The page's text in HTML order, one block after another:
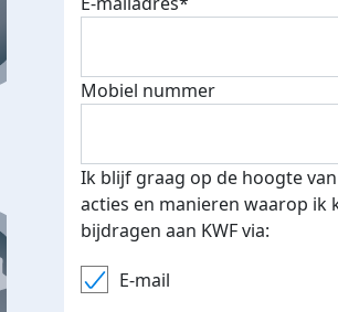
E-mails
€500 euro opgehaald:
Mobiel nummer
Ik blijf graag op de hoogte
acties en manieren waarop ik
bijdragen aan KWF via:
E-mail